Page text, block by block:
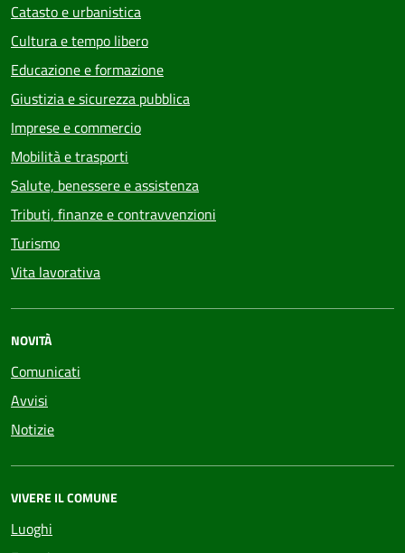
Catasto e urbanistica
Cultura e tempo libero
Educazione e formazione
Giustizia e sicurezza pubblica
Imprese e commercio
Mobilità e trasporti
Salute, benessere e assistenza
Tributi, finanze e contravvenzioni
Turismo
Vita lavorativa
NOVITÀ
Comunicati
Avvisi
Notizie
VIVERE IL COMUNE
Luoghi